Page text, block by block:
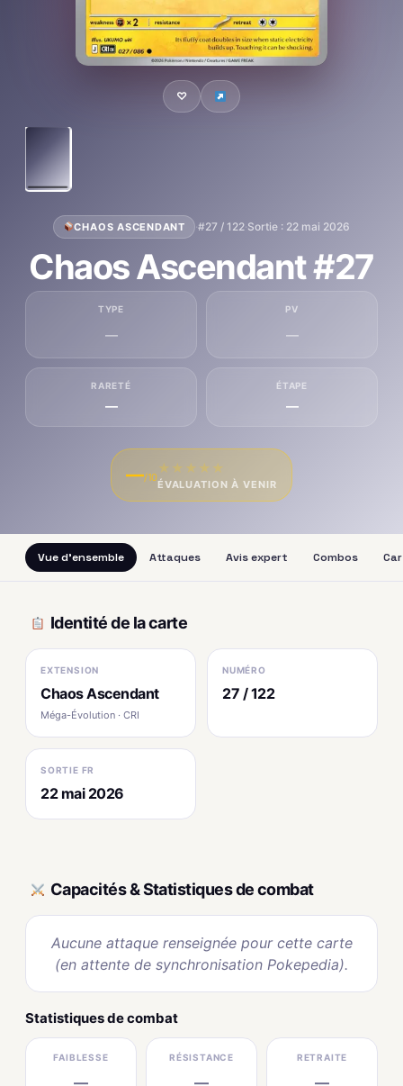
♡
CHAOS ASCENDANT ·#27 / 122·Sortie : 22 mai 2026
Chaos Ascendant #27
TYPE
—
PV
—
RARETÉ
—
ÉTAPE
—
—/10
★ ★ ★ ★ ★
ÉVALUATION À VENIR
Vue d'ensemble Attaques Avis expert Combos
Identité de la carte
EXTENSION
Chaos Ascendant
Méga-Évolution · CRI
NUMÉRO
27 / 122
SORTIE FR
22 mai 2026
Capacités & Statistiques de combat
Aucune attaque renseignée pour cette carte
(en attente de synchronisation Pokepedia).
Statistiques de combat
FAIBLESSE
—
RÉSISTANCE
—
RETRAITE
—